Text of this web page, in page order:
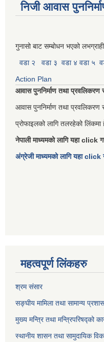
निजी आवास
गुनासो बाट सम्बोधन भएको
वडा २
वडा ३ वडा ४ वडा ५
Action Plan
आवास पुननिर्माण तथा प्रवलिकरण
आवास पुननिर्माण तथा प्रवलिकरण
प्रोफाइलको लागि तलरहेको लिंकमा
नेपाली माध्यमको लागि यहा click
अंग्रेजी माध्यमको लागि यहा click
महत्वपूर्ण लिंकहरु
श्रम संसार
सङ्घीय मामिला तथा सामान्य
मुख्य मन्त्रि तथा मन्त्रिपरिषद्को
स्थानीय शासन तथा सामुदायिक